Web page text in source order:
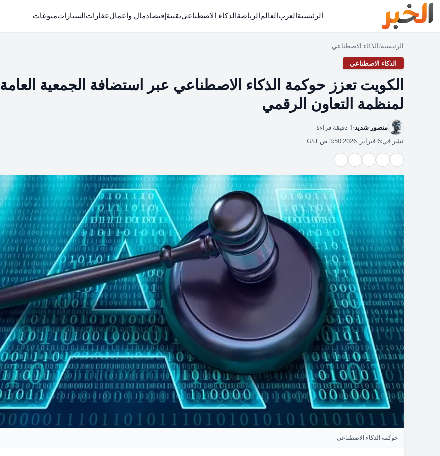
الرئيسيةالعربالعالمالرياضةالذكاء الاصطناعيتقنيةإقتصادمال وأعمالعقاراتالسياراتمنوعات
الرئيسية/الذكاء الاصطناعي
الذكاء الاصطناعي
الكويت تعزز حوكمة الذكاء الاصطناعي عبر استضافة الجمعية العامة
لمنظمة التعاون الرقمي
منصور شديد 1 دقيقة قراءة
نشر في:6 فبراير, 2026 3:50 ص GST
حوكمة الذكاء الاصطناعي